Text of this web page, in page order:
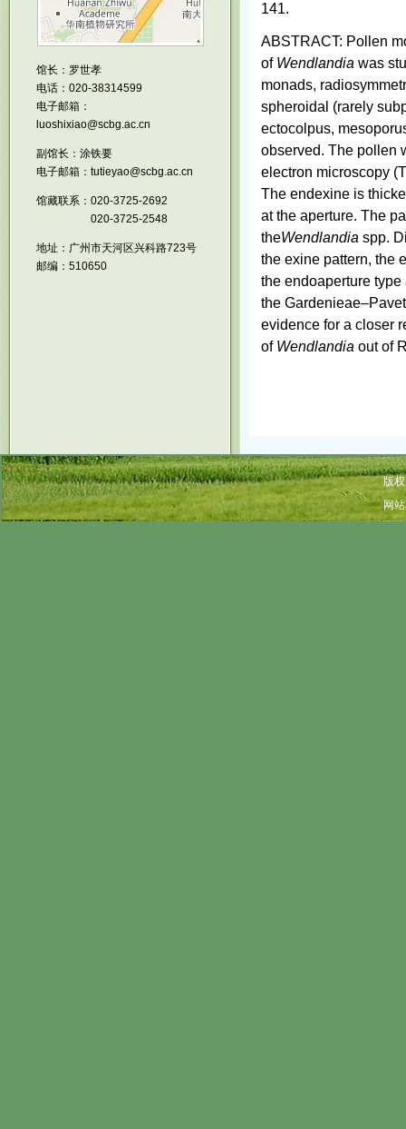
馆长：罗世孝
电话：020-38314599
电子邮箱：
luoshixiao@scbg.ac.cn
副馆长：涂铁要
电子邮箱：tutieyao@scbg.ac.cn
馆藏联系：020-3725-2692
020-3725-2548
地址：广州市天河区兴科路723号
邮编：510650
141.
ABSTRACT: Pollen
of Wendlandia was
monads,
spheroidal (rarely
ectocolpus,
observed. The pollen
electron microscopy
The endexine is
at the aperture. The
theWendlandia spp.
the exine pattern, the
the endoaperture
the
evidence for a closer
of Wendlandia out of
版
网